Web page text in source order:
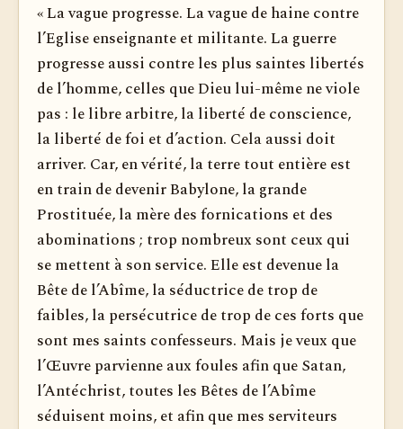
« La vague progresse. La vague de haine contre
l’Eglise enseignante et militante. La guerre
progresse aussi contre les plus saintes libertés
de l’homme, celles que Dieu lui-même ne viole
pas : le libre arbitre, la liberté de conscience,
la liberté de foi et d’action. Cela aussi doit
arriver. Car, en vérité, la terre tout entière est
en train de devenir Babylone, la grande
Prostituée, la mère des fornications et des
abominations ; trop nombreux sont ceux qui
se mettent à son service. Elle est devenue la
Bête de l’Abîme, la séductrice de trop de
faibles, la persécutrice de trop de ces forts que
sont mes saints confesseurs. Mais je veux que
l’Œuvre parvienne aux foules afin que Satan,
l’Antéchrist, toutes les Bêtes de l’Abîme
séduisent moins, et afin que mes serviteurs